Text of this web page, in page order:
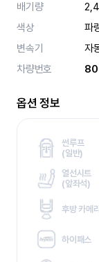
배기량
색상
파
변속기
자
차량번호
옵션 정보
썬루프
(일반)
열선시트
(앞좌석)
후방 카메
하이패스